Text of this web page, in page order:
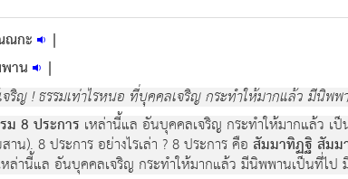
ณกะ
|
าน
|
จริญ ! ธรรมเท่าไรหนอ ที่บุคคลเจริญ กระทำให้มากแล้ว มี
ม 8 ประการ เหล่านี้แล อันบุคคลเจริญ กระทำให้มากแล้ว เ
าน). 8 ประการ อย่างไรเล่า ? 8 ประการ คือ สัมมาทิฏฐิ สัมม
หล่านี้แล อันบุคคลเจริญ กระทำให้มากแล้ว มีนิพพานเป็นที่ไ